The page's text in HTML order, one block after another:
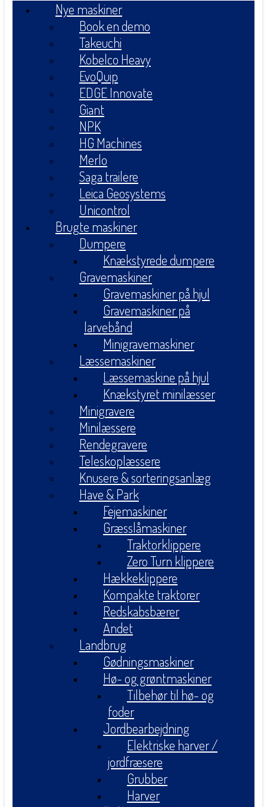
Nye maskiner
Book en demo
Takeuchi
Kobelco Heavy
EvoQuip
EDGE Innovate
Giant
NPK
HG Machines
Merlo
Saga trailere
Leica Geosystems
Unicontrol
Brugte maskiner
Dumpere
Knækstyrede dumpere
Gravemaskiner
Gravemaskiner på hjul
Gravemaskiner på
larvebånd
Minigravemaskiner
Læssemaskiner
Læssemaskine på hjul
Knækstyret minilæsser
Minigravere
Minilæssere
Rendegravere
Teleskoplæssere
Knusere & sorteringsanlæg
Have & Park
Fejemaskiner
Græsslåmaskiner
Traktorklippere
Zero Turn klippere
Hækkeklippere
Kompakte traktorer
Redskabsbærer
Andet
Landbrug
Gødningsmaskiner
Hø- og grøntmaskiner
Tilbehør til hø- og
foder
Jordbearbejdning
Elektriske harver /
jordfræsere
Grubber
Harver